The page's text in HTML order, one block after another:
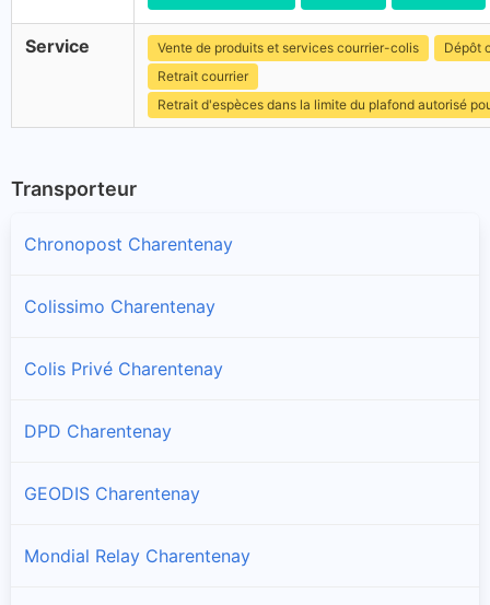
Service Vente de produits et services courrier-colis
Dépôt
Retrait courrier
Retrait d'espèces dans la limite du plafond autorisé
Transporteur
Chronopost Charentenay
Colissimo Charentenay
Colis Privé Charentenay
DPD Charentenay
GEODIS Charentenay
Mondial Relay Charentenay